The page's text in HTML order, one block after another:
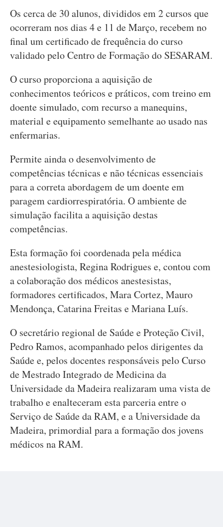
Os cerca de 30 alunos, divididos em 2 cursos que
ocorreram nos dias 4 e 11 de Março, recebem no
final um certificado de frequência do curso
validado pelo Centro de Formação do SESARAM.
O curso proporciona a aquisição de
conhecimentos teóricos e práticos, com treino em
doente simulado, com recurso a manequins,
material e equipamento semelhante ao usado nas
enfermarias.
Permite ainda o desenvolvimento de
competências técnicas e não técnicas essenciais
para a correta abordagem de um doente em
paragem cardiorrespiratória. O ambiente de
simulação facilita a aquisição destas
competências.
Esta formação foi coordenada pela médica
anestesiologista, Regina Rodrigues e, contou com
a colaboração dos médicos anestesistas,
formadores certificados, Mara Cortez, Mauro
Mendonça, Catarina Freitas e Mariana Luís.
O secretário regional de Saúde e Proteção Civil,
Pedro Ramos, acompanhado pelos dirigentes da
Saúde e, pelos docentes responsáveis pelo Curso
de Mestrado Integrado de Medicina da
Universidade da Madeira realizaram uma vista de
trabalho e enalteceram esta parceria entre o
Serviço de Saúde da RAM, e a Universidade da
Madeira, primordial para a formação dos jovens
médicos na RAM.